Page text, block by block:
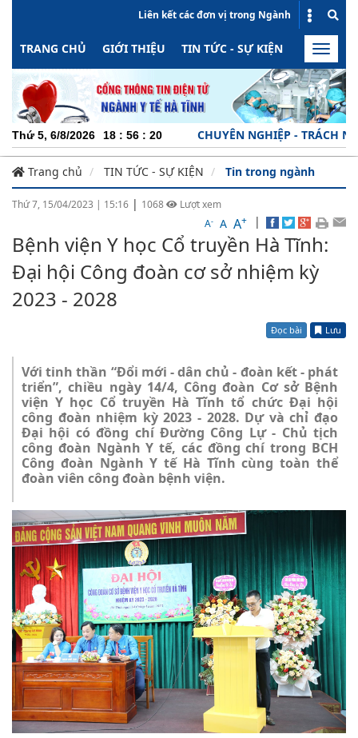
Liên kết các đơn vị trong Ngành
TRANG CHỦ GIỚI THIỆU TIN TỨC - SỰ KIỆN HOẠT
Toggle
Thứ 5, 6/8/2026 18 : 56 : 21
CHUYÊN NGHIỆP - TRÁCH NHIỆM -
Trang chủ TIN TỨC - SỰ KIỆN Tin trong ngành
Thứ 7, 15/04/2023 | 15:16 | 1068
Lượt xem
A- A A+ |
Bệnh viện Y học Cổ truyền Hà Tĩnh:
Đại hội Công đoàn cơ sở nhiệm kỳ
2023 - 2028
Đọc bài Lưu
Với tinh thần “Đổi mới - dân chủ - đoàn kết - phát
triển”, chiều ngày 14/4, Công đoàn Cơ sở Bệnh
viện Y học Cổ truyền Hà Tĩnh tổ chức Đại hội
công đoàn nhiệm kỳ 2023 - 2028. Dự và chỉ đạo
Đại hội có đồng chí Đường Công Lự - Chủ tịch
công đoàn Ngành Y tế, các đồng chí trong BCH
Công đoàn Ngành Y tế Hà Tĩnh cùng toàn thể
đoàn viên công đoàn bệnh viện.